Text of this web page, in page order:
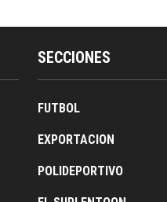
SECCIONES
FUTBOL
EXPORTACION
POLIDEPORTIVO